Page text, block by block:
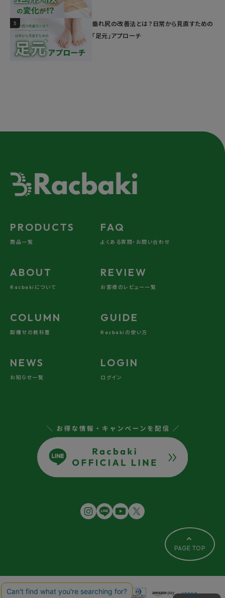
5
垂れ尻の改善法とは？日常から見直すための
「足元」アプローチ
PRODUCTS
商品一覧
FAQ
よくある質問・お問い合わせ
ABOUT
Racbakiについて
REVIEW
お客様のレビュー一覧
COLUMN
脚痩せの教科書
GUIDE
Racbakiの使い方
NEWS
お知らせ一覧
LOGIN
ログイン
PAGE TOP